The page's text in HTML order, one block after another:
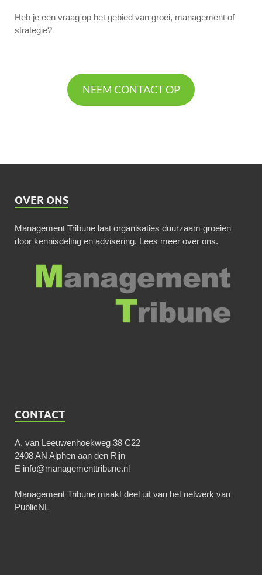
Heb je een vraag op het gebied van groei, management of
strategie?
NEEM CONTACT OP
OVER ONS
Management Tribune laat organisaties duurzaam groeien
door kennisdeling en advisering. Lees meer over ons.
CONTACT
A. van Leeuwenhoekweg 38 C22
2408 AN Alphen aan den Rijn
E info@managementtribune.nl
Management Tribune maakt deel uit van het netwerk van
PublicNL